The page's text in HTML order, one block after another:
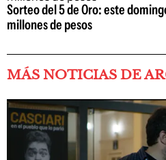
Sorteo del 5 de Oro: este
millones de pesos
MÁS NOTICIAS DE